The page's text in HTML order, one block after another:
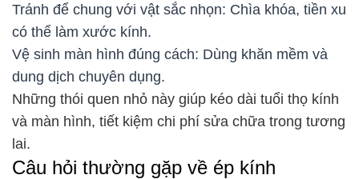
Tránh để chung với vật sắc nhọn: Chìa khóa, tiền xu
có thể làm xước kính.
Vệ sinh màn hình đúng cách: Dùng khăn mềm và
dung dịch chuyên dụng.
Những thói quen nhỏ này giúp kéo dài tuổi thọ kính
và màn hình, tiết kiệm chi phí sửa chữa trong tương
lai.
Câu hỏi thường gặp về ép kính